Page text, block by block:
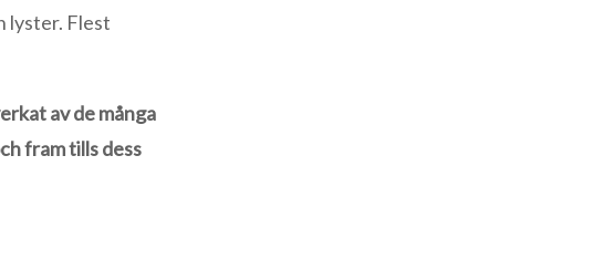
lyster. Flest
av de många
fram tills dess